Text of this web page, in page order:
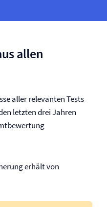
allen
aller relevanten Tests
letzten drei Jahren
erhält von